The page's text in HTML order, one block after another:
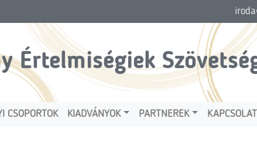
Értelmiségiek
CSOPORTOK KIADVÁNYOK PARTNEREK KAPCSOLAT